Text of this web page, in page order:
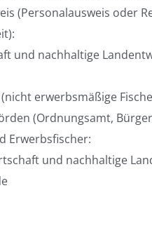
(Personalausweis oder
und nachhaltige
erwerbsmäßige
(Ordnungsamt,
Erwerbsfischer:
und nachhaltige